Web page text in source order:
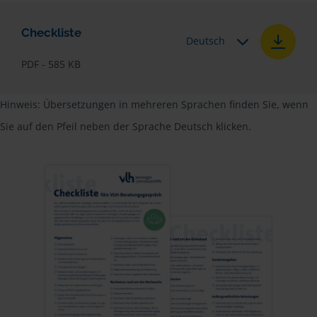
Checkliste
PDF - 585 KB
Deutsch
Hinweis: Übersetzungen in mehreren Sprachen finden Sie, wenn
Sie auf den Pfeil neben der Sprache Deutsch klicken.